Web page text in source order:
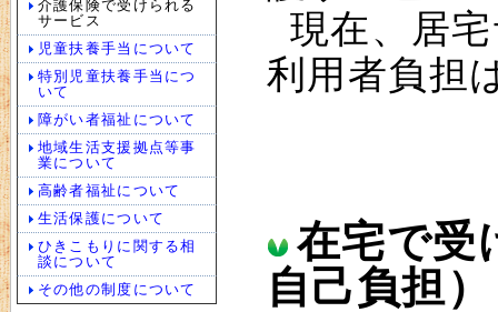
現在、居
利用者負担
在宅で受
自己負担）
介護保険で受けられる
サービス
児童扶養手当について
特別児童扶養手当につ
いて
障がい者福祉について
地域生活支援拠点等事
業について
高齢者福祉について
生活保護について
ひきこもりに関する相
談について
その他の制度について